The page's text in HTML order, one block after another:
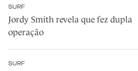
SURF
Jordy Smith revela que fez dupla
operação
SURF